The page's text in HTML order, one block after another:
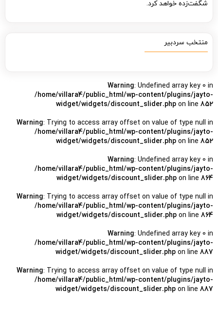
شگفت‌زده خواهد کرد.
منتخب سردبیر
Warning: Undefined array key 0 in
/home/villara4/public_html/wp-content/plugins/jayto-
widget/widgets/discount_slider.php on line 852
Warning: Trying to access array offset on value of type null in
/home/villara4/public_html/wp-content/plugins/jayto-
widget/widgets/discount_slider.php on line 852
Warning: Undefined array key 0 in
/home/villara4/public_html/wp-content/plugins/jayto-
widget/widgets/discount_slider.php on line 864
Warning: Trying to access array offset on value of type null in
/home/villara4/public_html/wp-content/plugins/jayto-
widget/widgets/discount_slider.php on line 864
Warning: Undefined array key 0 in
/home/villara4/public_html/wp-content/plugins/jayto-
widget/widgets/discount_slider.php on line 887
Warning: Trying to access array offset on value of type null in
/home/villara4/public_html/wp-content/plugins/jayto-
widget/widgets/discount_slider.php on line 887